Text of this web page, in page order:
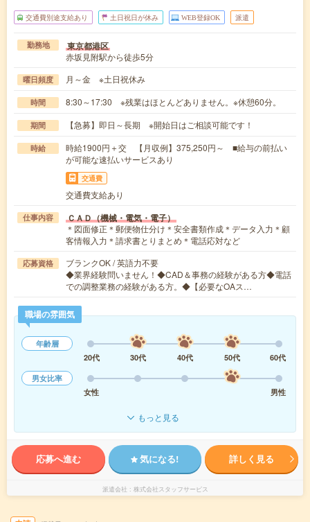
交通費別途支給あり 土日祝日が休み WEB登録OK 派遣
勤務地 東京都港区
赤坂見附駅から徒歩5分
曜日頻度 月～金 ※土日祝休み
時間 8:30～17:30 ※残業はほとんどありません。※休憩60分。
期間 【急募】即日～長期 ※開始日はご相談可能です！
時給
時給1900円＋交 【月収例】375,250円～ ■給与の前払い
が可能な速払いサービスあり
交通費
交通費支給あり
仕事内容 ＣＡＤ（機械・電気・電子）
＊図面修正＊郵便物仕分け＊安全書類作成＊データ入力＊顧
客情報入力＊請求書とりまとめ＊電話応対など
応募資格
ブランクOK / 英語力不要
◆業界経験問いません！◆CAD＆事務の経験がある方◆電話
での調整業務の経験がある方。◆【必要なOAス…
職場の雰囲気
年齢層
20代
30代 40代 50代
60代
男女比率
女性
男性
もっと見る
応募へ進む 気になる! 詳しく見る
派遣会社 株式会社スタッフサービス